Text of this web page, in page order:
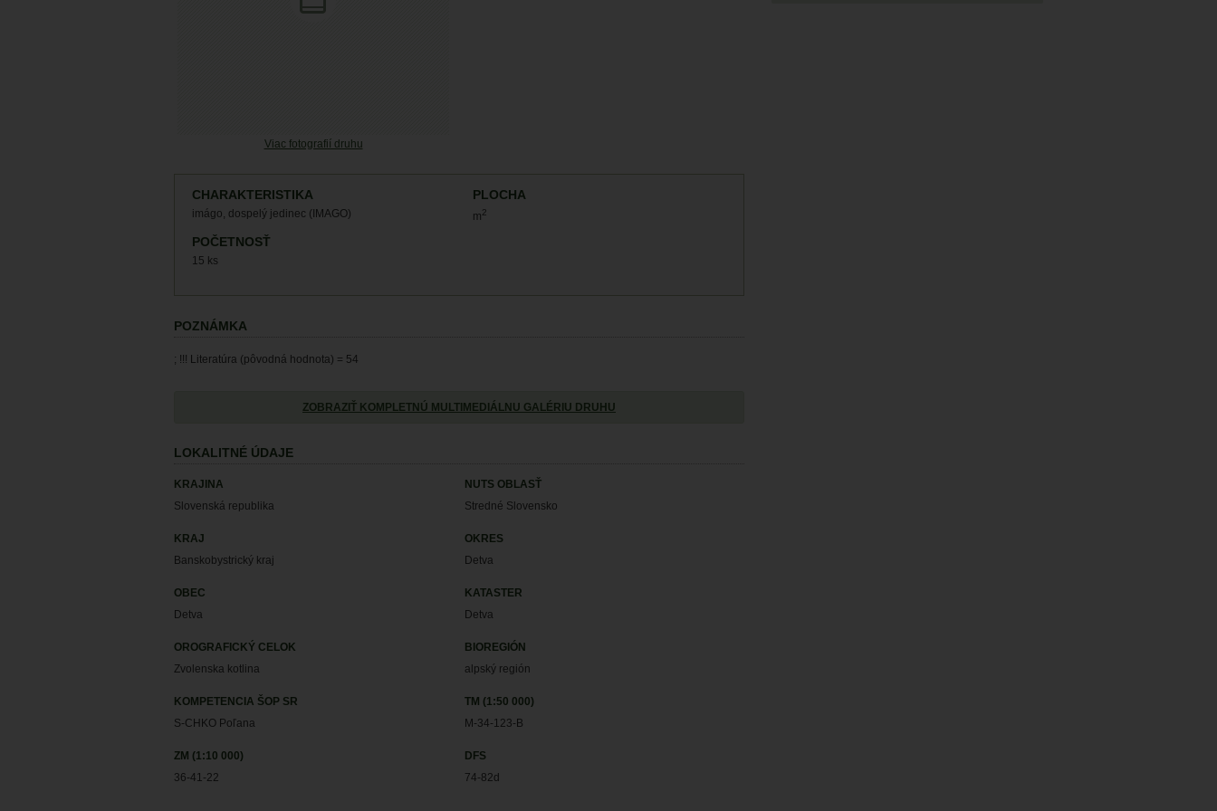
Viac fotografií druhu
CHARAKTERISTIKA
imágo, dospelý jedinec (IMAGO)
PLOCHA
m2
POČETNOSŤ
15 ks
POZNÁMKA
; !!! Literatúra (pôvodná hodnota) = 54
ZOBRAZIŤ KOMPLETNÚ MULTIMEDIÁLNU GALÉRIU DRUHU
LOKALITNÉ ÚDAJE
KRAJINA
Slovenská republika
NUTS OBLASŤ
Stredné Slovensko
KRAJ
Banskobystrický kraj
OKRES
Detva
OBEC
Detva
KATASTER
Detva
OROGRAFICKÝ CELOK
Zvolenska kotlina
BIOREGIÓN
alpský región
KOMPETENCIA ŠOP SR
S-CHKO Poľana
TM (1:50 000)
M-34-123-B
ZM (1:10 000)
36-41-22
DFS
74-82d